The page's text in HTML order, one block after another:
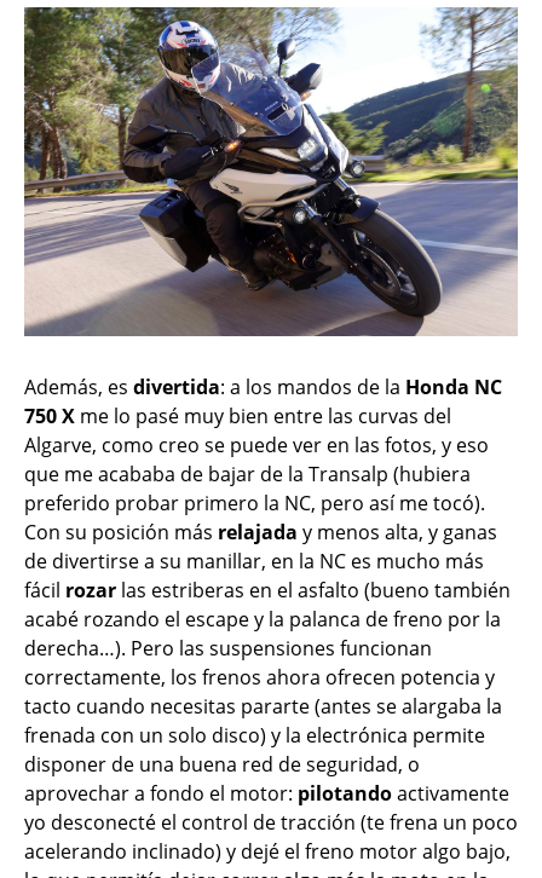
Además, es divertida: a los mandos de la Honda NC
750 X me lo pasé muy bien entre las curvas del
Algarve, como creo se puede ver en las fotos, y eso
que me acababa de bajar de la Transalp (hubiera
preferido probar primero la NC, pero así me tocó).
Con su posición más relajada y menos alta, y ganas
de divertirse a su manillar, en la NC es mucho más
fácil rozar las estriberas en el asfalto (bueno también
acabé rozando el escape y la palanca de freno por la
derecha…). Pero las suspensiones funcionan
correctamente, los frenos ahora ofrecen potencia y
tacto cuando necesitas pararte (antes se alargaba la
frenada con un solo disco) y la electrónica permite
disponer de una buena red de seguridad, o
aprovechar a fondo el motor: pilotandoactivamente
yo desconecté el control de tracción (te frena un poco
acelerando inclinado) y dejé el freno motor algo bajo,